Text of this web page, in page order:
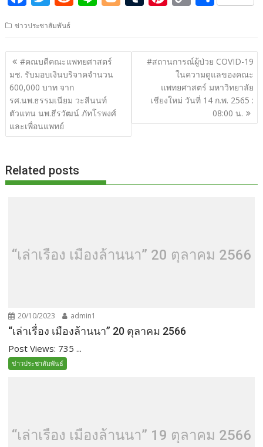
e
b
o
o
k
itt
er
d
di
t
e g
g
m
bl
r
er
e
st
p
y
Li
n
k
ar
e
ข่าวประชาสัมพันธ์
แนะแนว
เรื่อง
#คณบดีคณะแพทยศาสตร์
มช. รับมอบเงินบริจาคจำนวน
600,000 บาท จาก
รศ.นพ.ธรรมเนียม วะสีนนท์
ตัวแทน นพ.ธีรวัฒน์ ภัทโรพงศ์
และเพื่อนแพทย์
#สถานการณ์ผู้ป่วย COVID-19
ในความดูแลของคณะ
แพทยศาสตร์ มหาวิทยาลัย
เชียงใหม่ วันที่ 14 ก.พ. 2565 :
08:00 น.
Related posts
“เล่าเรื่อง เมืองล้านนา” 20 ตุลาคม 2566
20/10/2023 admin1
“เล่าเรื่อง เมืองล้านนา” 20 ตุลาคม 2566
Post Views: 735 ...
ข่าวประชาสัมพันธ์
“เล่าเรื่อง เมืองล้านนา” 19 ตุลาคม 2566